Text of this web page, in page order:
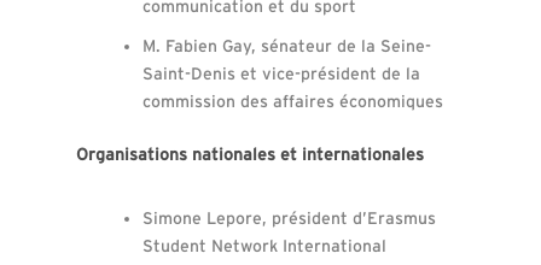
communication et du sport
M. Fabien Gay, sénateur de la Seine-
Saint-Denis et vice-président de la
commission des affaires économiques
Organisations nationales et internationales
Simone Lepore, président d’Erasmus
Student Network International